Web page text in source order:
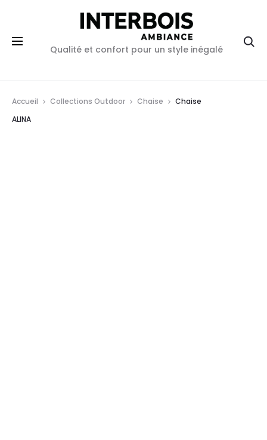
Qualité et confort pour un style inégalé
Accueil Collections Outdoor Chaise
Chaise
ALINA